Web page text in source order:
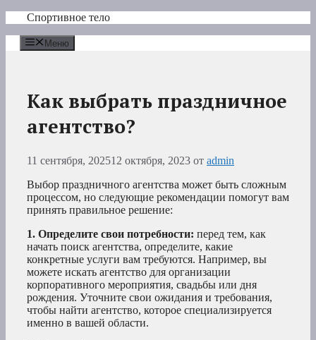
Перейти
содержимому
Спортивное тело
Меню
Как выбрать праздничное
агентство?
11 сентября, 202512 октября, 2023 от admin
Выбор праздничного агентства может быть сложным
процессом, но следующие рекомендации помогут вам
принять правильное решение:
1. Определите свои потребности: перед тем, как
начать поиск агентства, определите, какие
конкретные услуги вам требуются. Например, вы
можете искать агентство для организации
корпоративного мероприятия, свадьбы или дня
рождения. Уточните свои ожидания и требования,
чтобы найти агентство, которое специализируется
именно в вашей области.